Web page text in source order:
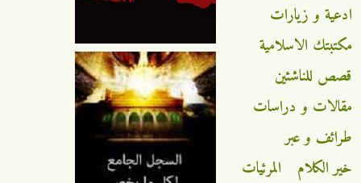
ادعية و زيارات
مكتبتك الاسلامية
قصص للناشئين
مقالات و دراسات
طرائف و عبر
خير الكلام
المرئيات